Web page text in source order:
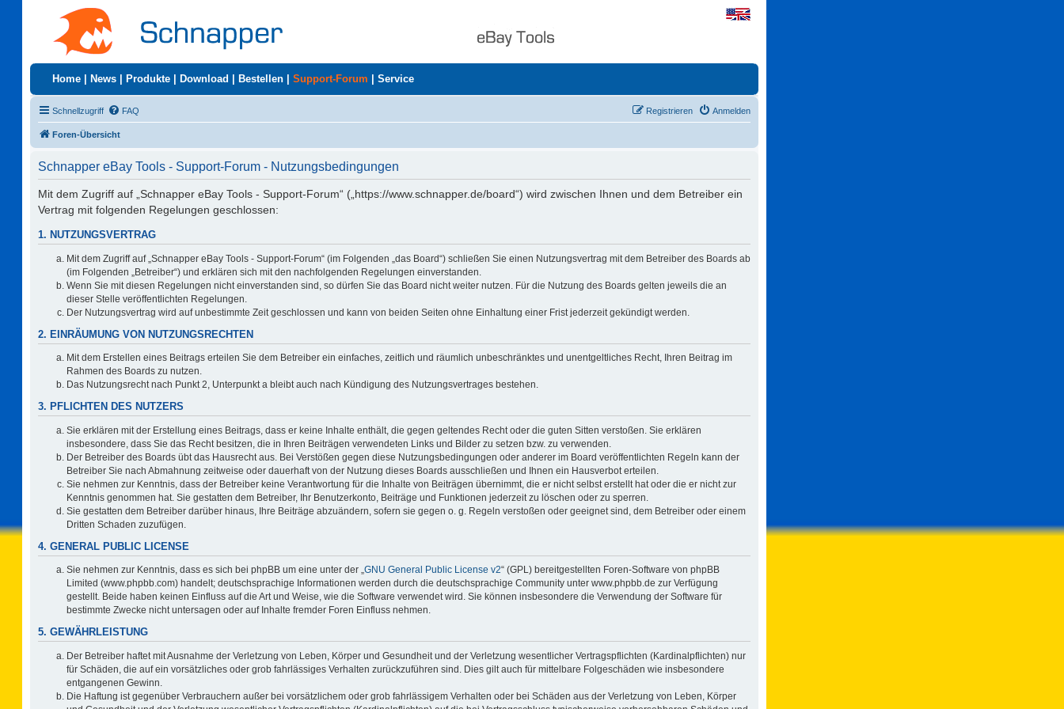
Home News Produkte Download Bestellen Support-Forum Service
Schnellzugriff FAQ Anmelden
Registrieren
Foren-Übersicht
Schnapper eBay Tools - Support-Forum - Nutzungsbedingungen
Mit dem Zugriff auf „Schnapper eBay Tools - Support-Forum“ („https://www.schnapper.de/board“) wird zwischen Ihnen und dem Betreiber ein
Vertrag mit folgenden Regelungen geschlossen:
1. NUTZUNGSVERTRAG
Mit dem Zugriff auf „Schnapper eBay Tools - Support-Forum“ (im Folgenden „das Board“) schließen Sie einen Nutzungsvertrag mit dem Betreiber des Boards ab
(im Folgenden „Betreiber“) und erklären sich mit den nachfolgenden Regelungen einverstanden.
Wenn Sie mit diesen Regelungen nicht einverstanden sind, so dürfen Sie das Board nicht weiter nutzen. Für die Nutzung des Boards gelten jeweils die an
dieser Stelle veröffentlichten Regelungen.
Der Nutzungsvertrag wird auf unbestimmte Zeit geschlossen und kann von beiden Seiten ohne Einhaltung einer Frist jederzeit gekündigt werden.
2. EINRÄUMUNG VON NUTZUNGSRECHTEN
Mit dem Erstellen eines Beitrags erteilen Sie dem Betreiber ein einfaches, zeitlich und räumlich unbeschränktes und unentgeltliches Recht, Ihren Beitrag im
Rahmen des Boards zu nutzen.
Das Nutzungsrecht nach Punkt 2, Unterpunkt a bleibt auch nach Kündigung des Nutzungsvertrages bestehen.
3. PFLICHTEN DES NUTZERS
Sie erklären mit der Erstellung eines Beitrags, dass er keine Inhalte enthält, die gegen geltendes Recht oder die guten Sitten verstoßen. Sie erklären
insbesondere, dass Sie das Recht besitzen, die in Ihren Beiträgen verwendeten Links und Bilder zu setzen bzw. zu verwenden.
Der Betreiber des Boards übt das Hausrecht aus. Bei Verstößen gegen diese Nutzungsbedingungen oder anderer im Board veröffentlichten Regeln kann der
Betreiber Sie nach Abmahnung zeitweise oder dauerhaft von der Nutzung dieses Boards ausschließen und Ihnen ein Hausverbot erteilen.
Sie nehmen zur Kenntnis, dass der Betreiber keine Verantwortung für die Inhalte von Beiträgen übernimmt, die er nicht selbst erstellt hat oder die er nicht zur
Kenntnis genommen hat. Sie gestatten dem Betreiber, Ihr Benutzerkonto, Beiträge und Funktionen jederzeit zu löschen oder zu sperren.
Sie gestatten dem Betreiber darüber hinaus, Ihre Beiträge abzuändern, sofern sie gegen o. g. Regeln verstoßen oder geeignet sind, dem Betreiber oder einem
Dritten Schaden zuzufügen.
4. GENERAL PUBLIC LICENSE
Sie nehmen zur Kenntnis, dass es sich bei phpBB um eine unter der „GNU General Public License v2“ (GPL) bereitgestellten Foren-Software von phpBB
Limited (www.phpbb.com) handelt; deutschsprachige Informationen werden durch die deutschsprachige Community unter www.phpbb.de zur Verfügung
gestellt. Beide haben keinen Einfluss auf die Art und Weise, wie die Software verwendet wird. Sie können insbesondere die Verwendung der Software für
bestimmte Zwecke nicht untersagen oder auf Inhalte fremder Foren Einfluss nehmen.
5. GEWÄHRLEISTUNG
Der Betreiber haftet mit Ausnahme der Verletzung von Leben, Körper und Gesundheit und der Verletzung wesentlicher Vertragspflichten (Kardinalpflichten) nur
für Schäden, die auf ein vorsätzliches oder grob fahrlässiges Verhalten zurückzuführen sind. Dies gilt auch für mittelbare Folgeschäden wie insbesondere
entgangenen Gewinn.
Die Haftung ist gegenüber Verbrauchern außer bei vorsätzlichem oder grob fahrlässigem Verhalten oder bei Schäden aus der Verletzung von Leben, Körper